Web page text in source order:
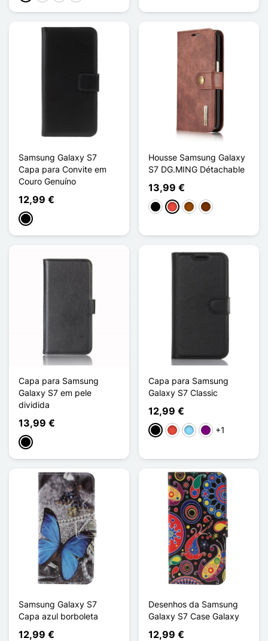
Samsung Galaxy S7
Capa para Convite em
Couro Genuíno
12,99 €
Preto
Housse Samsung Galaxy
S7 DG.MING Détachable
13,99 €
PretoVermelho
Castanho
Café
Capa para Samsung
Galaxy S7 em pele
dividida
13,99 €
Preto
Capa para Samsung
Galaxy S7 Classic
12,99 €
PretoVermelhoAzul Claro
Púrpura
+1
Samsung Galaxy S7
Capa azul borboleta
12,99 €
Desenhos da Samsung
Galaxy S7 Case Galaxy
12,99 €